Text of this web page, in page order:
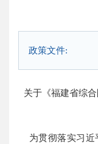
政策文件:
关于《福建省综
为贯彻落实习近